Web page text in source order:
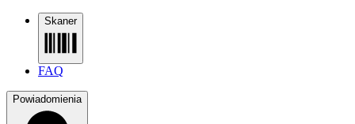
Skaner
FAQ
Powiadomienia